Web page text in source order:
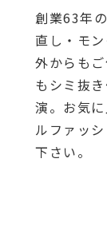
創業63年
直し・モ
外からも
もシミ抜
演。お気
ルファッ
下さい。